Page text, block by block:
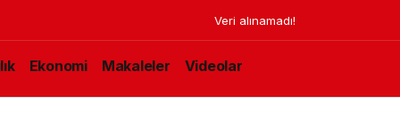
Veri alınamadı!
Ekonomi Makaleler Videolar